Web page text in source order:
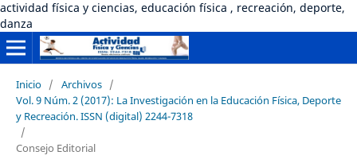
actividad física y ciencias, educación física , recreación, deporte,
danza
Inicio / Archivos /
Vol. 9 Núm. 2 (2017): La Investigación en la Educación Física, Deporte
y Recreación. ISSN (digital) 2244-7318
/
Consejo Editorial